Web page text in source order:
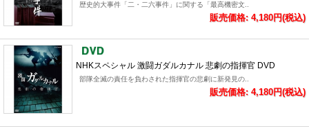
歴史的大事件「二・二六事件」に関する「最高機密文..
販売価格: 4,180円(税込)
NHKスペシャル 激闘ガダルカナル 悲劇の指揮官 DVD
部隊全滅の責任を負わされた指揮官の悲劇に新発見の..
販売価格: 4,180円(税込)